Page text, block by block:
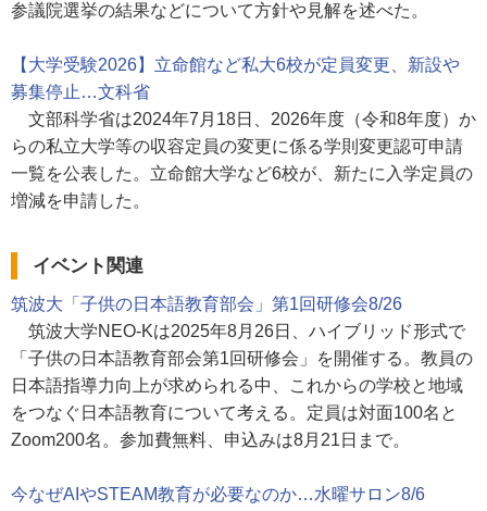
参議院選挙の結果などについて方針や見解を述べた。
【大学受験2026】立命館など私大6校が定員変更、新設や
募集停止…文科省
文部科学省は2024年7月18日、2026年度（令和8年度）か
らの私立大学等の収容定員の変更に係る学則変更認可申請
一覧を公表した。立命館大学など6校が、新たに入学定員の
増減を申請した。
イベント関連
筑波大「子供の日本語教育部会」第1回研修会8/26
筑波大学NEO-Kは2025年8月26日、ハイブリッド形式で
「子供の日本語教育部会第1回研修会」を開催する。教員の
日本語指導力向上が求められる中、これからの学校と地域
をつなぐ日本語教育について考える。定員は対面100名と
Zoom200名。参加費無料、申込みは8月21日まで。
今なぜAIやSTEAM教育が必要なのか…水曜サロン8/6